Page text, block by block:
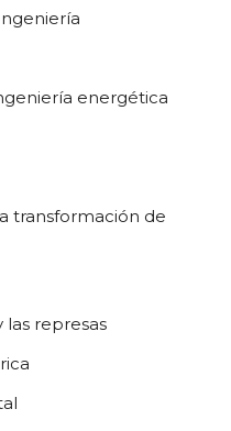
energética
transformación de
las represas